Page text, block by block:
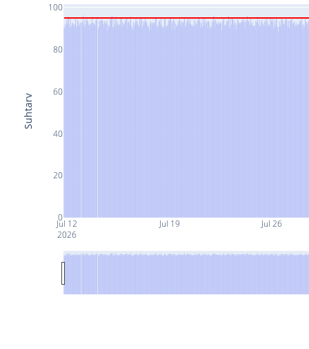
Jul 12
2026
Jul 19 Jul 26
0
20
40
60
80
100
Suhtarv